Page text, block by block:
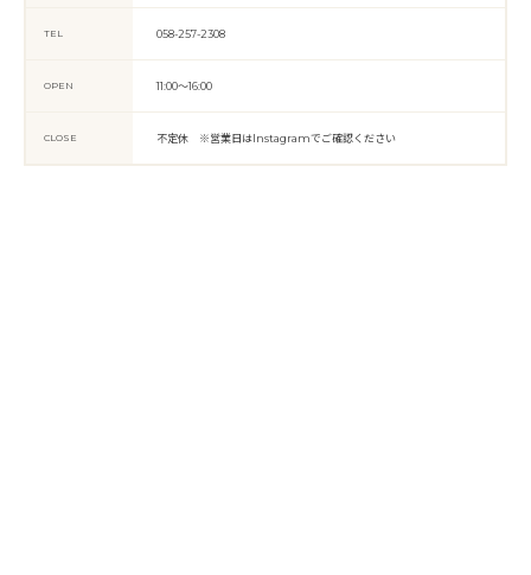
TEL 058-257-2308
OPEN 11:00〜16:00
CLOSE 不定休 ※営業日はInstagramでご確認ください